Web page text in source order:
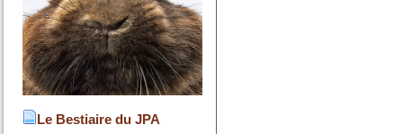
Le Bestiaire du JPA